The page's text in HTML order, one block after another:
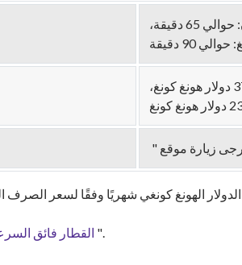
65 دقيقة،
90 دقيقة
زيارة موقع "
الهونغ كونغي شهريًا وفقًا لسعر الصرف
القطار فائق ".